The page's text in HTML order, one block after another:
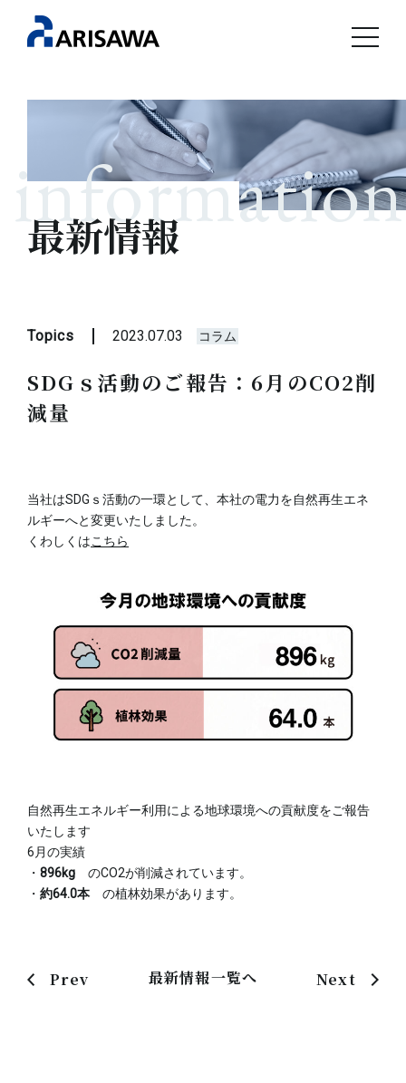
information
最新情報
Topics 2023.07.03 コラム
SDGｓ活動のご報告：6月のCO2削
減量
当社はSDGｓ活動の一環として、本社の電力を自然再生エネ
ルギーへと変更いたしました。
くわしくはこちら
自然再生エネルギー利用による地球環境への貢献度をご報告
いたします
6月の実績
・ 896kg のCO2が削減されています。
・ 約64.0本 の植林効果があります。
Next
最新情報一覧へ
Prev